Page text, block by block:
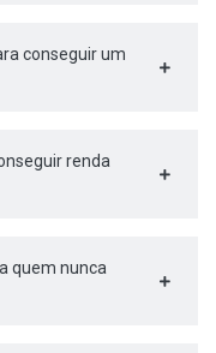
conseguir um
renda
quem nunca